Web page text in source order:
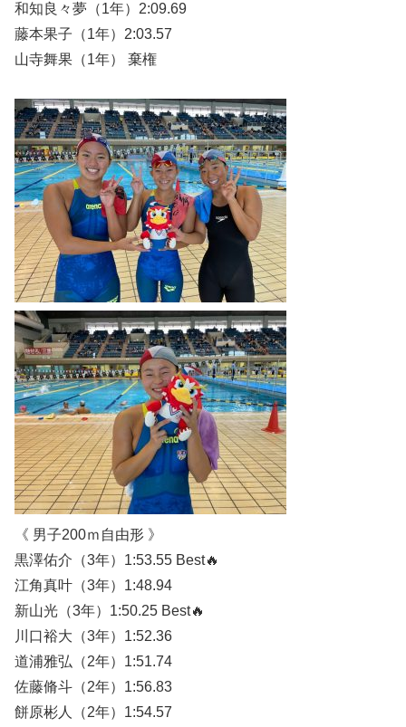
和知良々夢（1年）2:09.69
藤本果子（1年）2:03.57
山寺舞果（1年） 棄権
《 男子200ｍ自由形 》
黒澤佑介（3年）1:53.55 Best🔥
江角真叶（3年）1:48.94
新山光（3年）1:50.25 Best🔥
川口裕大（3年）1:52.36
道浦雅弘（2年）1:51.74
佐藤脩斗（2年）1:56.83
餅原彬人（2年）1:54.57